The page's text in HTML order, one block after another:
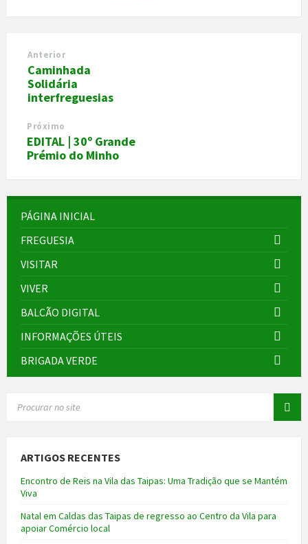
Anterior
Caminhada
Solidária
interfreguesias
Próximo
EDITAL | 30º Grande
Prémio do Minho
PÁGINA INICIAL
FREGUESIA
VISITAR
VIVER
BALCÃO DIGITAL
INFORMAÇÕES ÚTEIS
BRIGADA VERDE
ARTIGOS RECENTES
Encontro de Reis na Vila das Taipas: Uma Tradição que se Mantém
Viva
Natal em Caldas das Taipas de regresso ao Centro da Vila para
apoiar Comércio local